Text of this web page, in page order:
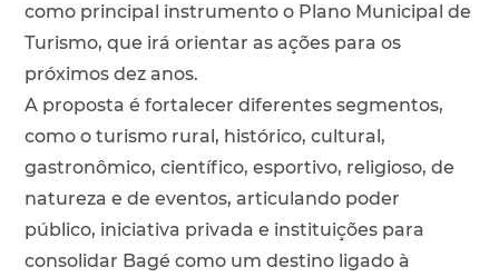
como principal instrumento o Plano Municipal de
Turismo, que irá orientar as ações para os
próximos dez anos.
A proposta é fortalecer diferentes segmentos,
como o turismo rural, histórico, cultural,
gastronômico, científico, esportivo, religioso, de
natureza e de eventos, articulando poder
público, iniciativa privada e instituições para
consolidar Bagé como um destino ligado à